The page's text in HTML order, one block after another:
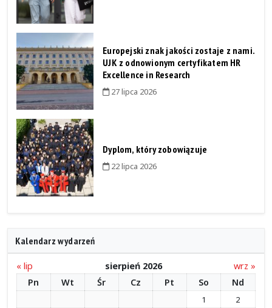
Europejski znak jakości zostaje z nami.
UJK z odnowionym certyfikatem HR
Excellence in Research
27 lipca 2026
Dyplom, który zobowiązuje
22 lipca 2026
Kalendarz wydarzeń
« lip sierpień 2026
wrz »
Pn
Wt Śr Cz Pt So Nd
1
2